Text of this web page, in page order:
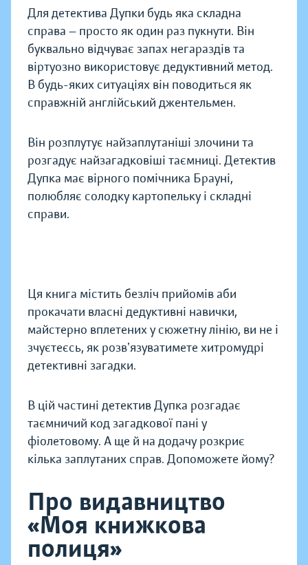
Для детектива Дупки будь яка складна
справа — просто як один раз пукнути. Він
буквально відчуває запах негараздів та
віртуозно використовує дедуктивний метод.
В будь-яких ситуаціях він поводиться як
справжній англійський джентельмен.
Він розплутує найзаплутаніші злочини та
розгадує найзагадковіші таємниці. Детектив
Дупка має вірного помічника Брауні,
полюбляє солодку картопельку і складні
справи.
Ця книга містить безліч прийомів аби
прокачати власні дедуктивні навички,
майстерно вплетених у сюжетну лінію, ви не і
зчуєтеєсь, як розвʼязуватимете хитромудрі
детективні загадки.
В цій частині детектив Дупка розгадає
таємничий код загадкової пані у
фіолетовому. А ще й на додачу розкриє
кілька заплутаних справ. Допоможете йому?
Про видавництво
«Моя книжкова
полиця»